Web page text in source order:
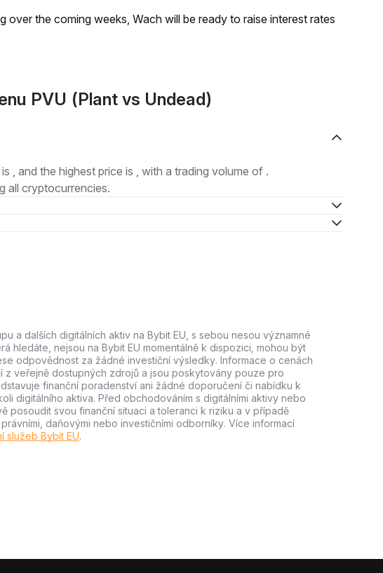
over the coming weeks, Wach will be ready to raise interest rates
PVU (Plant vs Undead)
, and the highest price is , with a trading volume of .
all cryptocurrencies.
a dalších digitálních aktiv na Bybit EU, s sebou nesou významné
hledáte, nejsou na Bybit EU momentálně k dispozici, mohou být
odpovědnost za žádné investiční výsledky. Informace o cenách
veřejně dostupných zdrojů a jsou poskytovány pouze pro
finanční poradenství ani žádné doporučení či nabídku k
digitálního aktiva. Před obchodováním s digitálními aktivy nebo
posoudit svou finanční situaci a toleranci k riziku a v případě
daňovými nebo investičními odborníky. Více informací
služeb Bybit EU.